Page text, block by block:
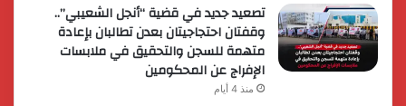
تصعيد جديد في قضية “أنجل الشعيبي”..
وقفتان احتجاجيتان بعدن تطالبان بإعادة
متهمة للسجن والتحقيق في ملابسات
الإفراج عن المحكومين
منذ 4 أيام